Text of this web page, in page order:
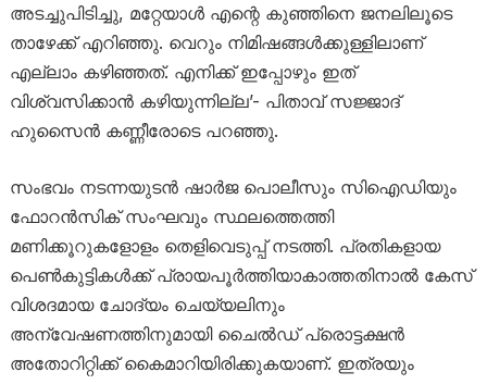
അടച്ചുപിടിച്ചു, മറ്റേയാൾ എന്റെ കുഞ്ഞിനെ ജനലിലൂടെ
താഴേക്ക് എറിഞ്ഞു. വെറും നിമിഷങ്ങൾക്കുള്ളിലാണ്
എല്ലാം കഴിഞ്ഞത്. എനിക്ക് ഇപ്പോഴും ഇത്
വിശ്വസിക്കാൻ കഴിയുന്നില്ല’- പിതാവ് സജ്ജാദ്
ഹുസൈൻ കണ്ണീരോടെ പറഞ്ഞു.
സംഭവം നടന്നയുടൻ ഷാർജ പൊലീസും സിഐഡിയും
ഫോറൻസിക് സംഘവും സ്ഥലത്തെത്തി
മണിക്കൂറുകളോളം തെളിവെടുപ്പ് നടത്തി. പ്രതികളായ
പെൺകുട്ടികൾക്ക് പ്രായപൂർത്തിയാകാത്തതിനാൽ കേസ്
വിശദമായ ചോദ്യം ചെയ്യലിനും
അന്വേഷണത്തിനുമായി ചൈൽഡ് പ്രൊട്ടക്ഷൻ
അതോറിറ്റിക്ക് കൈമാറിയിരിക്കുകയാണ്. ഇത്രയും